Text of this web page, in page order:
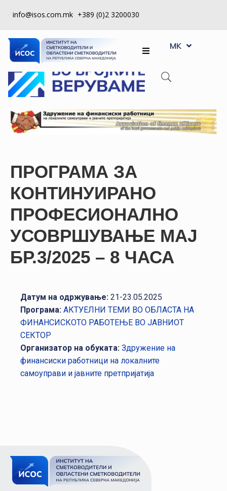
info@isos.com.mk +389 (0)2 3200030
ЗА
НАС
РЕГИСТРИ
КОНТРОЛА
КАКО
ДА
СТАНАМ
ЧЛЕН
НАСТАНИ
КОНТАКТ
ЧЛЕНОВИ
АЖУРИРАЈ
ПОДАТОЦИ
MK
SQ
ПРОГРАМА ЗА
КОНТИНУИРАНО
ПРОФЕСИОНАЛНО
УСОВРШУВАЊЕ МАЈ
БР.3/2025 – 8 ЧАСА
Датум на одржување: 21-23.05.2025
Програма: АКТУЕЛНИ ТЕМИ ВО ОБЛАСТА НА
ФИНАНСИСКОТО РАБОТЕЊЕ ВО ЈАВНИОТ
СЕКТОР
Организатор на обуката: Здружение на
финансиски работници на локалните
самоуправи и јавните претпријатија